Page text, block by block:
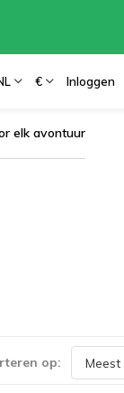
€ Inloggen
elk avontuur
op: